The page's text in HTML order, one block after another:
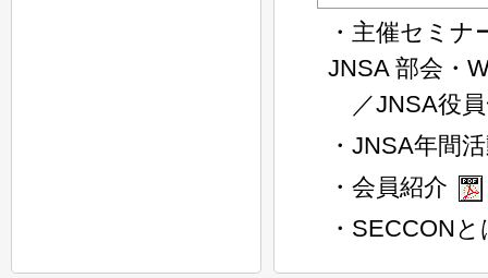
・主催セミ
JNSA 部会・
／JNSA役員
・JNSA年間
・会員紹介
・SECCONと